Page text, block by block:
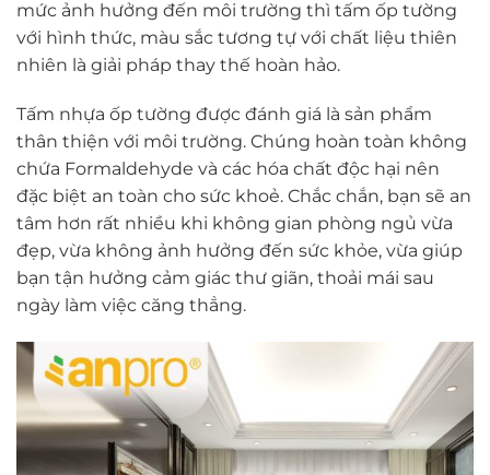
mức ảnh hưởng đến môi trường thì tấm ốp tường
với hình thức, màu sắc tương tự với chất liệu thiên
nhiên là giải pháp thay thế hoàn hảo.
Tấm nhựa ốp tường được đánh giá là sản phẩm
thân thiện với môi trường. Chúng hoàn toàn không
chứa Formaldehyde và các hóa chất độc hại nên
đặc biệt an toàn cho sức khoẻ. Chắc chắn, bạn sẽ an
tâm hơn rất nhiều khi không gian phòng ngủ vừa
đẹp, vừa không ảnh hưởng đến sức khỏe, vừa giúp
bạn tận hưởng cảm giác thư giãn, thoải mái sau
ngày làm việc căng thẳng.